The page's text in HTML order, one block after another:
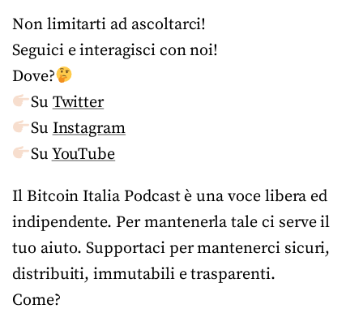
Non limitarti ad ascoltarci!
Seguici e interagisci con noi!
Dove?
SuTwitter
SuInstagram
SuYouTube
Il Bitcoin Italia Podcast è una voce libera ed
indipendente. Per mantenerla tale ci serve il
tuo aiuto. Supportaci per mantenerci sicuri,
distribuiti, immutabili e trasparenti.
Come?